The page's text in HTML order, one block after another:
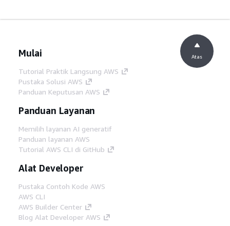
Mulai
Tutorial Praktik Langsung AWS
Pustaka Solusi AWS
Panduan Keputusan AWS
Panduan Layanan
Memilih layanan AI generatif
Panduan layanan AWS
Tutorial AWS CLI di GitHub
Alat Developer
Pustaka Contoh Kode AWS
AWS CLI
AWS Builder Center
Blog Alat Developer AWS
Atas